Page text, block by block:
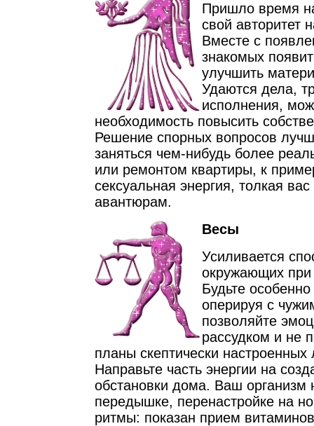
Пришло время
свой авторитет
Вместе с
знакомых
улучшить
Удаются дела,
исполнения,
необходимость повысить
Решение спорных вопросов
заняться чем-нибудь более
или ремонтом квартиры, к
сексуальная энергия, толкая
авантюрам.
Весы
Усиливается
окружающих
Будьте
оперируя с
позволяйте
рассудком и не
планы скептически настроенных
Направьте часть энергии на
обстановки дома. Ваш организм
передышке, перенастройке на
ритмы: показан прием